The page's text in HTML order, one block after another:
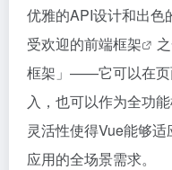
优雅的API设计和出色
受欢迎的前端框架
框架」——它可以在页
入，也可以作为全功
灵活性使得Vue能够
应用的全场景需求。